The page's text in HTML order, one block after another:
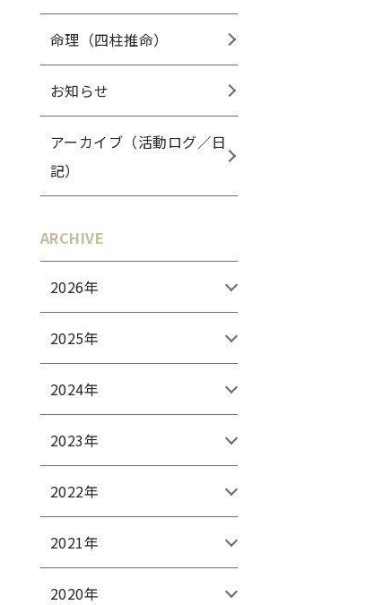
命理（四柱推命）
お知らせ
アーカイブ（活動ログ／日
記）
ARCHIVE
2026年
2025年
2024年
2023年
2022年
2021年
2020年